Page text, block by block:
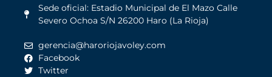
Sede oficial: Estadio Municipal de El Mazo Calle
Severo Ochoa S/N 26200 Haro (La Rioja)
gerencia@haroriojavoley.com
Facebook
Twitter